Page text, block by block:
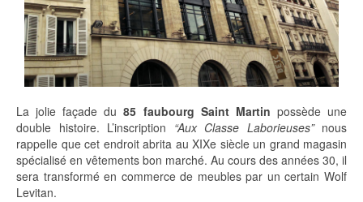
La jolie façade du85 faubourg Saint Martin possède une
double histoire. L’inscription “Aux Classe Laborieuses”nous
rappelle que cet endroit abrita au XIXe siècle un grand magasin
spécialisé en vêtements bon marché. Au cours des années 30, il
sera transformé en commerce de meubles par un certain Wolf
Levitan.